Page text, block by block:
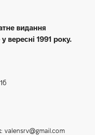
видання
вересні 1991 року.
: valensrv@gmail.com